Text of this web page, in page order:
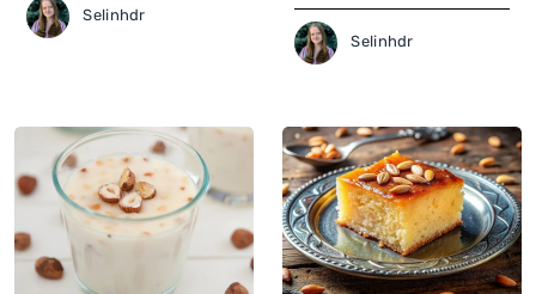
Selinhdr
Selinhdr